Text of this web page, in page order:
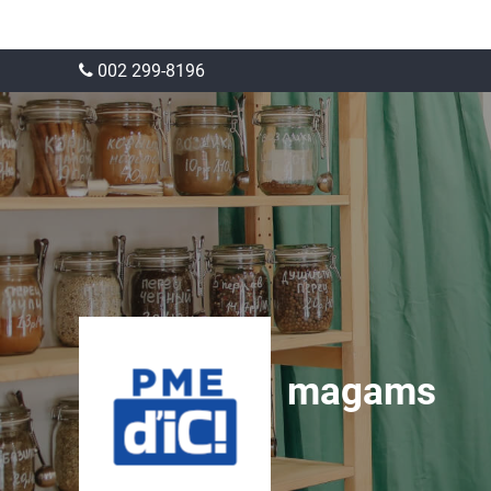
002 299-8196
magams